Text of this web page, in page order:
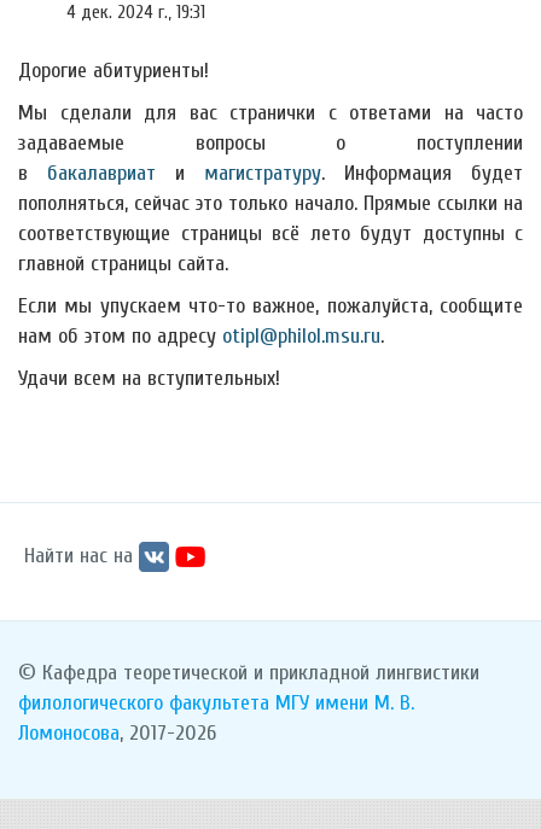
4 дек. 2024 г., 19:31
Дорогие абитуриенты!
Мы сделали для вас странички с ответами на часто
задаваемые вопросы о поступлении
в бакалавриат и магистратуру. Информация будет
пополняться, сейчас это только начало. Прямые ссылки на
соответствующие страницы всё лето будут доступны с
главной страницы сайта.
Если мы упускаем что-то важное, пожалуйста, сообщите
нам об этом по адресу otipl@philol.msu.ru.
Удачи всем на вступительных!
Найти нас на
© Кафедра теоретической и прикладной лингвистики
филологического факультета МГУ имени М. В.
Ломоносова, 2017-2026